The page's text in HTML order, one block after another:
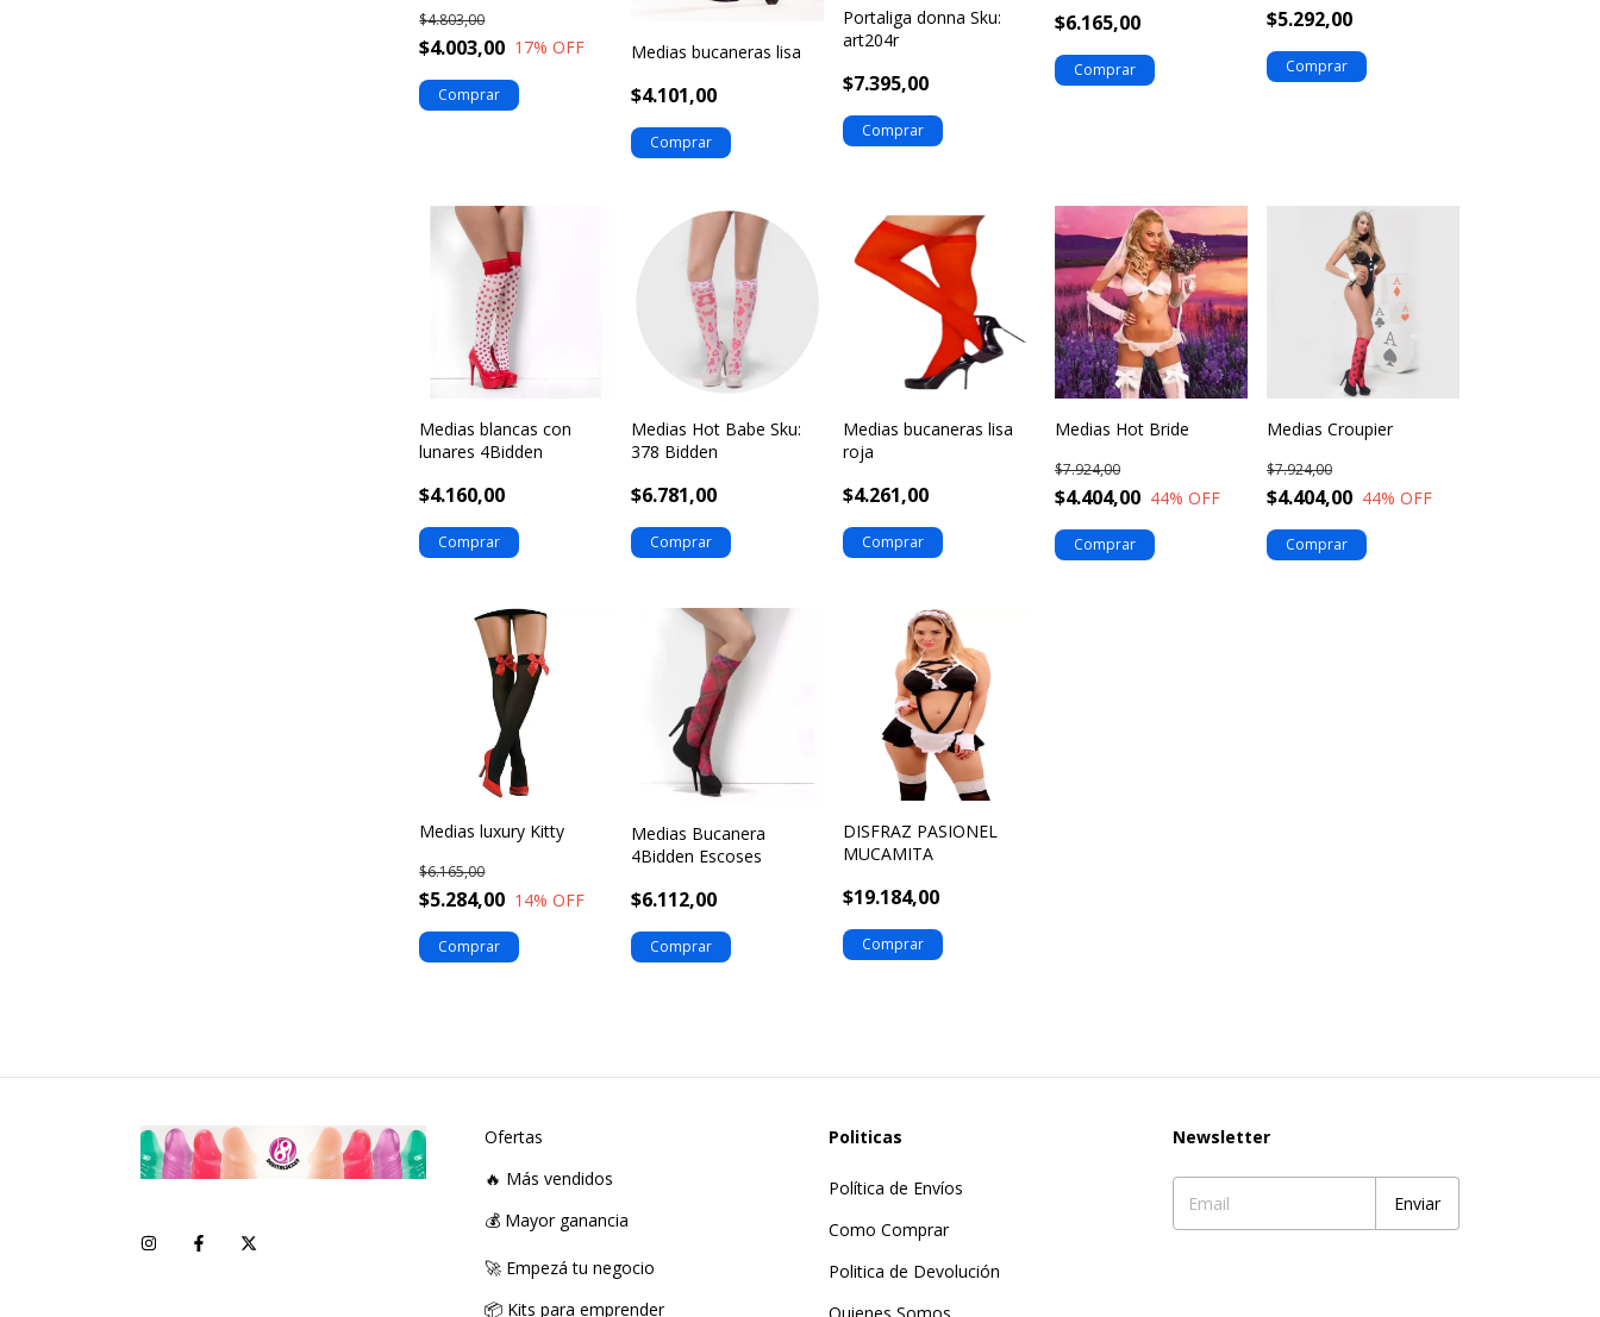
$4.003,00
$4.803,00
17% OFF Medias bucaneras lisa
$4.101,00
Portaliga donna Sku:
art204r
$7.395,00
$6.165,00 $5.292,00
Medias blancas con
lunares 4Bidden
$4.160,00
Medias Hot Babe Sku:
378 Bidden
$6.781,00
Medias bucaneras lisa
roja
$4.261,00
Medias Hot Bride
$4.404,00
$7.924,00
44% OFF
Medias Croupier
$4.404,00
$7.924,00
44% OFF
Medias luxury Kitty
$5.284,00
$6.165,00
14% OFF
Medias Bucanera
4Bidden Escoses
$6.112,00
DISFRAZ PASIONEL
MUCAMITA
$19.184,00
Ofertas
🔥 Más vendidos
💰 Mayor ganancia
🚀 Empezá tu negocio
📦 Kits para emprender
Politicas
Política de Envíos
Como Comprar
Politica de Devolución
Newsletter